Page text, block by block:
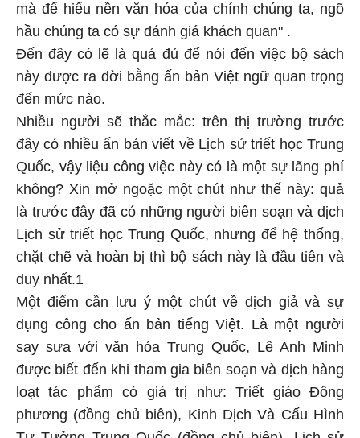
mà để hiểu nền văn hóa của chính chúng ta, ngõ
hầu chúng ta có sự đánh giá khách quan" .
Đến đây có lẽ là quá đủ để nói đến việc bộ sách
này được ra đời bằng ấn bản Việt ngữ quan trọng
đến mức nào.
Nhiều người sẽ thắc mắc: trên thị trường trước
đây có nhiều ấn bản viết về Lịch sử triết học Trung
Quốc, vậy liệu công việc này có là một sự lãng phí
không? Xin mở ngoặc một chút như thế này: quả
là trước đây đã có những người biên soạn và dịch
Lịch sử triết học Trung Quốc, nhưng để hệ thống,
chặt chẽ và hoàn bị thì bộ sách này là đầu tiên và
duy nhất.1
Một điểm cần lưu ý một chút về dịch giả và sự
dụng công cho ấn bản tiếng Việt. Là một người
say sưa với văn hóa Trung Quốc, Lê Anh Minh
được biết đến khi tham gia biên soạn và dịch hàng
loạt tác phẩm có giá trị như: Triết giáo Đông
phương (đồng chủ biên), Kinh Dịch Và Cấu Hình